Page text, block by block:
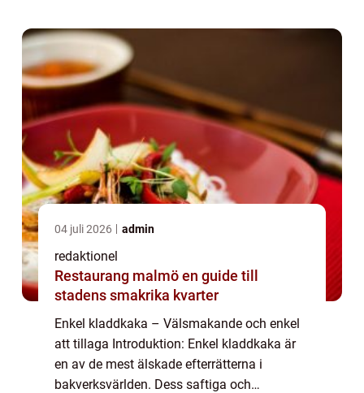
ho...
04 juli 2026 admin
redaktionel
Restaurang malmö en guide till
stadens smakrika kvarter
Enkel kladdkaka – Välsmakande och enkel
att tillaga Introduktion: Enkel kladdkaka är
en av de mest älskade efterrätterna i
bakverksvärlden. Dess saftiga och